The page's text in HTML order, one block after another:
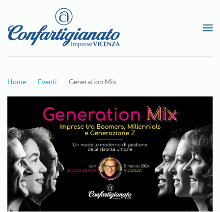
Passa al contenuto principale
Home Eventi Generation Mix